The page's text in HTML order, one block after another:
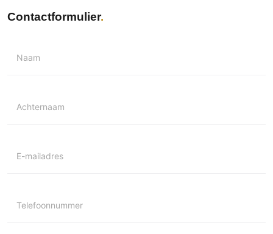
Contactformulier
Naam
Achternaam
E-mailadres
Telefoonnummer